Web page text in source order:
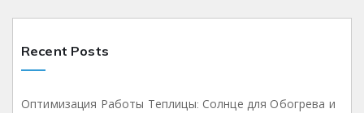
Recent Posts
Оптимизация Работы Теплицы: Солнце для Обогрева и